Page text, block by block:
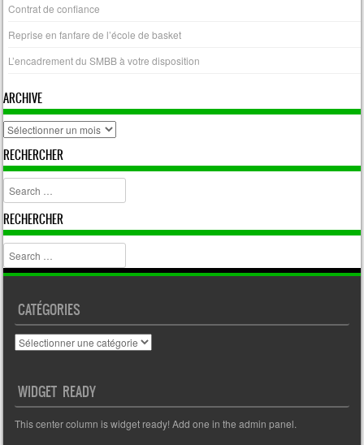
Contrat de confiance
Reprise en fanfare de l’école de basket
L’encadrement du SMBB à votre disposition
ARCHIVE
archive
RECHERCHER
Search
RECHERCHER
Search
CATÉGORIES
Catégories
WIDGET READY
This center column is widget ready! Add one in the admin panel.